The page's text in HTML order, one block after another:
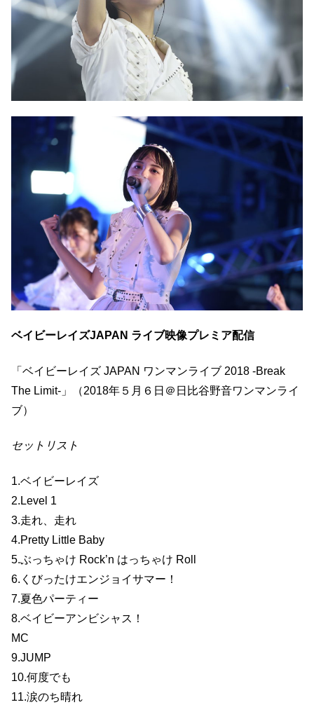
ベイビーレイズJAPAN ライブ映像プレミア配信
「ベイビーレイズ JAPAN ワンマンライブ 2018 -Break
The Limit-」（2018年５月６日＠日比谷野音ワンマンライ
ブ）
セットリスト
1.ベイビーレイズ
2.Level 1
3.走れ、走れ
4.Pretty Little Baby
5.ぶっちゃけ Rock’n はっちゃけ Roll
6.くびったけエンジョイサマー！
7.夏色パーティー
8.ベイビーアンビシャス！
MC
9.JUMP
10.何度でも
11.涙のち晴れ